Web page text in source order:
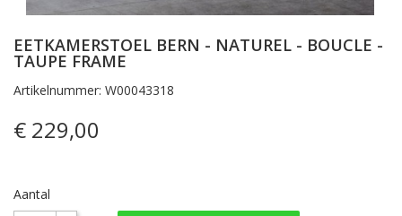
EETKAMERSTOEL BERN - NATUREL - BOUCLE -
TAUPE FRAME
Artikelnummer: W00043318
€ 229,00
Aantal